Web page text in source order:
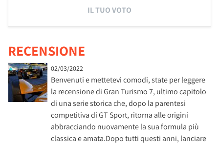
IL TUO VOTO
RECENSIONE
02/03/2022
Benvenuti e mettetevi comodi, state per leggere
la recensione di Gran Turismo 7, ultimo capitolo
di una serie storica che, dopo la parentesi
competitiva di GT Sport, ritorna alle origini
abbracciando nuovamente la sua formula più
classica e amata.Dopo tutti questi anni, lanciare